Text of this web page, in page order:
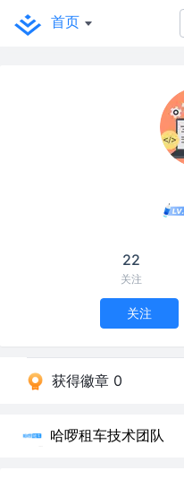
首页
22
关注
关注
获得徽章 0
哈啰租车技术团队